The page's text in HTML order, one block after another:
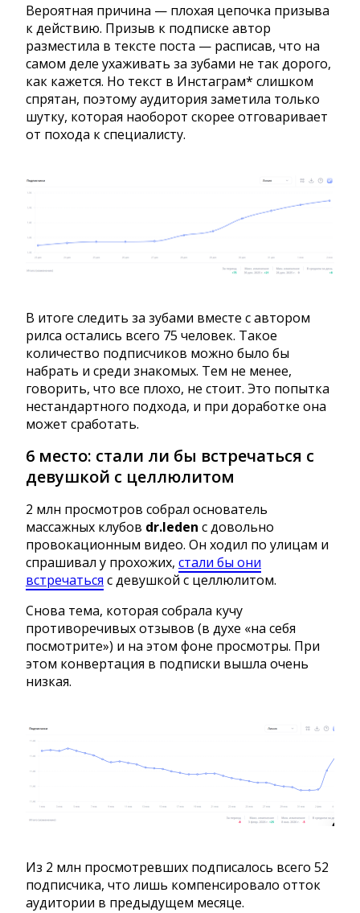
Вероятная причина — плохая цепочка призыва
к действию. Призыв к подписке автор
разместила в тексте поста — расписав, что на
самом деле ухаживать за зубами не так дорого,
как кажется. Но текст в Инстаграм* слишком
спрятан, поэтому аудитория заметила только
шутку, которая наоборот скорее отговаривает
от похода к специалисту.
В итоге следить за зубами вместе с автором
рилса остались всего 75 человек. Такое
количество подписчиков можно было бы
набрать и среди знакомых. Тем не менее,
говорить, что все плохо, не стоит. Это попытка
нестандартного подхода, и при доработке она
может сработать.
6 место: стали ли бы встречаться с
девушкой с целлюлитом
2 млн просмотров собрал основатель
массажных клубов dr.leden с довольно
провокационным видео. Он ходил по улицам и
спрашивал у прохожих, стали бы они
встречаться с девушкой с целлюлитом.
Снова тема, которая собрала кучу
противоречивых отзывов (в духе «на себя
посмотрите») и на этом фоне просмотры. При
этом конвертация в подписки вышла очень
низкая.
Из 2 млн просмотревших подписалось всего 52
подписчика, что лишь компенсировало отток
аудитории в предыдущем месяце.